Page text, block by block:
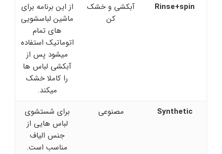
Rinse+spin
آبکشی و خشک
کن
از این برنامه برای
ماشین لباسشویی
های تمام
اتوماتیک استفاده
میشود پس از
آبکشی لباس ها
را کاملا خشک
میکند.
Synthetic
مصنوعی
برای شستشوی
لباس هایی از
جنس الیاف
مناسب است.